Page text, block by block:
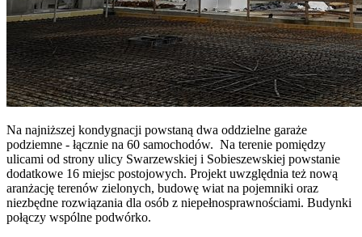
Na najniższej kondygnacji powstaną dwa oddzielne garaże
podziemne - łącznie na 60 samochodów. Na terenie pomiędzy
ulicami od strony ulicy Swarzewskiej i Sobieszewskiej powstanie
dodatkowe 16 miejsc postojowych. Projekt uwzględnia też nową
aranżację terenów zielonych, budowę wiat na pojemniki oraz
niezbędne rozwiązania dla osób z niepełnosprawnościami. Budynki
połączy wspólne podwórko.